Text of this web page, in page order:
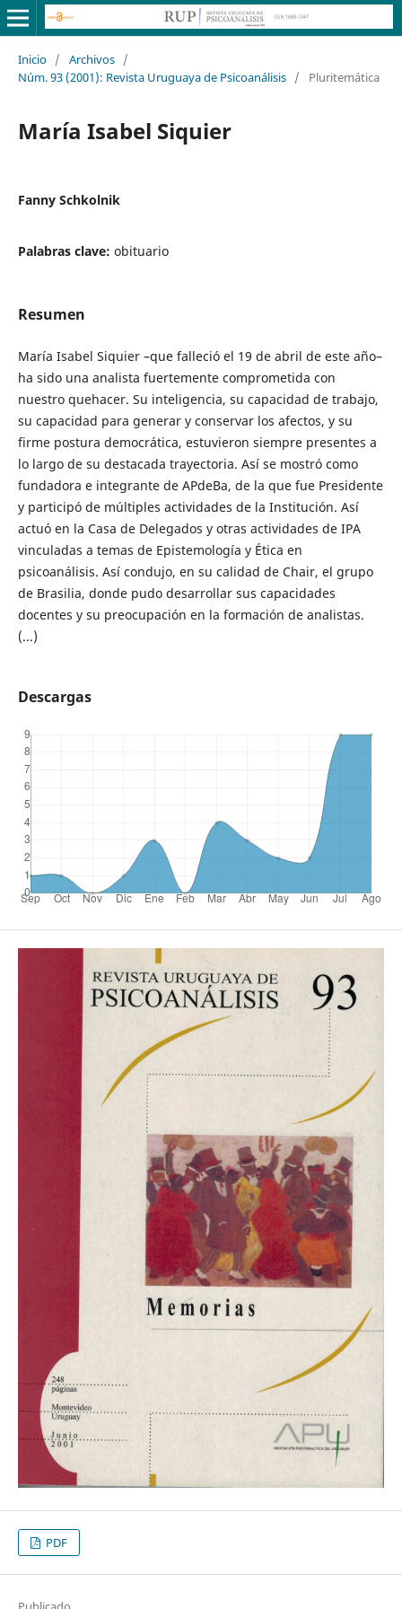
Inicio / Archivos /
Núm. 93 (2001): Revista Uruguaya de Psicoanálisis / Pluritemática
María Isabel Siquier
Fanny Schkolnik
Palabras clave: obituario
Resumen
María Isabel Siquier –que falleció el 19 de abril de este año–
ha sido una analista fuertemente comprometida con
nuestro quehacer. Su inteligencia, su capacidad de trabajo,
su capacidad para generar y conservar los afectos, y su
firme postura democrática, estuvieron siempre presentes a
lo largo de su destacada trayectoria. Así se mostró como
fundadora e integrante de APdeBa, de la que fue Presidente
y participó de múltiples actividades de la Institución. Así
actuó en la Casa de Delegados y otras actividades de IPA
vinculadas a temas de Epistemología y Ética en
psicoanálisis. Así condujo, en su calidad de Chair, el grupo
de Brasilia, donde pudo desarrollar sus capacidades
docentes y su preocupación en la formación de analistas.
(...)
Descargas
PDF